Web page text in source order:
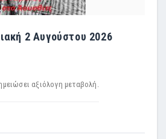
2 Αυγούστου 2026
αξιόλογη μεταβολή.